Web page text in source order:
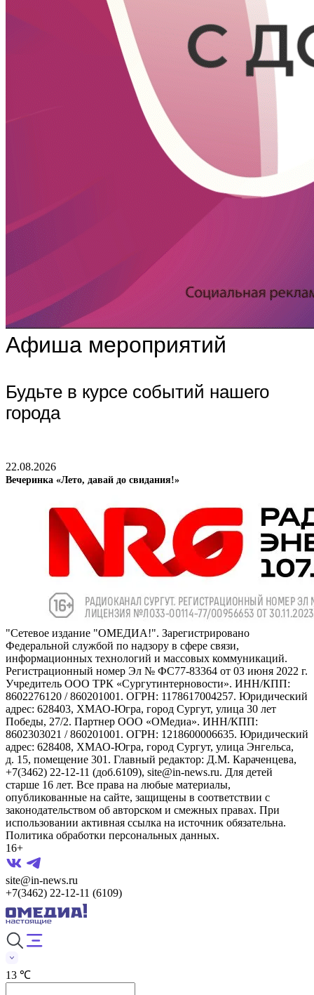
Афиша мероприятий
Будьте в курсе событий нашего
города
22.08.2026
Вечеринка «Лето, давай до свидания!»
"Сетевое издание "ОМЕДИА!". Зарегистрировано
Федеральной службой по надзору в сфере связи,
информационных технологий и массовых коммуникаций.
Регистрационный номер Эл № ФС77-83364 от 03 июня 2022 г.
Учредитель ООО ТРК «Сургутинтерновости». ИНН/КПП:
8602276120 / 860201001. ОГРН: 1178617004257. Юридический
адрес: 628403, ХМАО-Югра, город Сургут, улица 30 лет
Победы, 27/2. Партнер ООО «ОМедиа». ИНН/КПП:
8602303021 / 860201001. ОГРН: 1218600006635. Юридический
адрес: 628408, ХМАО-Югра, город Сургут, улица Энгельса,
д. 15, помещение 301. Главный редактор: Д.М. Караченцева,
+7(3462) 22-12-11 (доб.6109), site@in-news.ru. Для детей
старше 16 лет. Все права на любые материалы,
опубликованные на сайте, защищены в соответствии с
законодательством об авторском и смежных правах. При
использовании активная ссылка на источник обязательна.
Политика обработки персональных данных.
16+
site@in-news.ru
+7(3462) 22-12-11 (6109)
13 ℃